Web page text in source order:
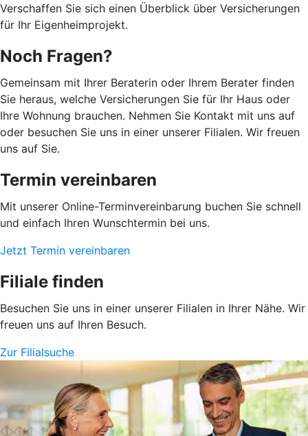
Verschaffen Sie sich einen Überblick über Versicherungen
für Ihr Eigenheimprojekt.
Noch Fragen?
Gemeinsam mit Ihrer Beraterin oder Ihrem Berater finden
Sie heraus, welche Versicherungen Sie für Ihr Haus oder
Ihre Wohnung brauchen. Nehmen Sie Kontakt mit uns auf
oder besuchen Sie uns in einer unserer Filialen. Wir freuen
uns auf Sie.
Termin vereinbaren
Mit unserer Online-Terminvereinbarung buchen Sie schnell
und einfach Ihren Wunschtermin bei uns.
Jetzt Termin vereinbaren
Filiale finden
Besuchen Sie uns in einer unserer Filialen in Ihrer Nähe. Wir
freuen uns auf Ihren Besuch.
Zur Filialsuche